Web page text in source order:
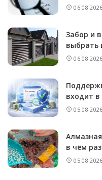
06.08.2026
Забор и
выбрать
06.08.2026
входит
05.08.2026
в чём
05.08.2026